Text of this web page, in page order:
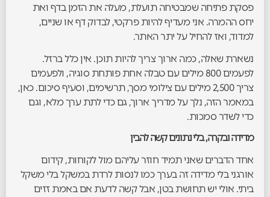
פסקת פתיחה שמבטיחה תועלת, מעלה את הזמן בדף ואת
יחס ההמרה. אני מעדיף להיות פרקטי, לבדוק דף או שניים,
למדוד, ואז להחיל על יתר האתר.
נשארת שאלה, כמה ארוך צריך להיות תוכן. אין כלל ברזל.
לפעמים 800 מילים עם טבלה אחת פותחת סוגיה, ולפעמים
צריך 2,500 מילים עם צילומי מסך, תרשימים, וסעיף סיכום. כאן,
במאמר הזה, נלך על מדריך ארוך, גם כדי לתת ערך מלא, וגם
כדי לשדר סמכות.
מדידה ובקרה, בלי נתונים קשה להבין
אחד הדברים שאני תמיד חוזר עליהם מול לקוחות, קידום
אורגני בלי מדידה זה בערך כמו לנסות לרדת במשקל בלי משקל
ביתי. אולי יש תחושת בטן, אבל קשה לדעת אם באמת זזים